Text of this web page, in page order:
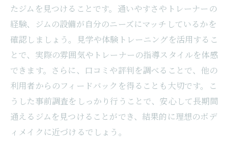
たジムを見つけることです。通いやすさやトレーナーの
経験、ジムの設備が自分のニーズにマッチしているかを
確認しましょう。見学や体験トレーニングを活用するこ
とで、実際の雰囲気やトレーナーの指導スタイルを体感
できます。さらに、口コミや評判を調べることで、他の
利用者からのフィードバックを得ることも大切です。こ
うした事前調査をしっかり行うことで、安心して長期間
通えるジムを見つけることができ、結果的に理想のボデ
ィメイクに近づけるでしょう。